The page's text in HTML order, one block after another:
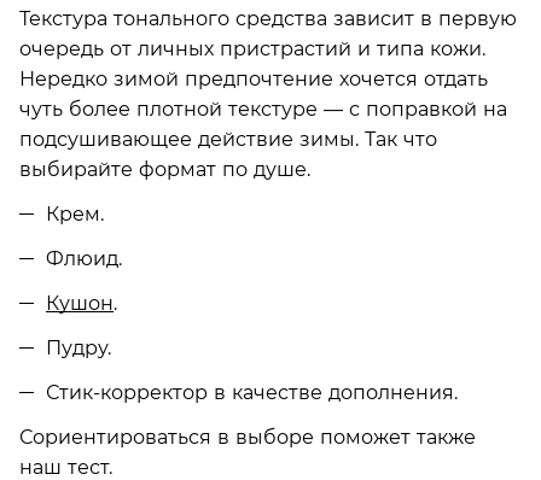
Текстура тонального средства зависит в первую
очередь от личных пристрастий и типа кожи.
Нередко зимой предпочтение хочется отдать
чуть более плотной текстуре — с поправкой на
подсушивающее действие зимы. Так что
выбирайте формат по душе.
Крем.
Флюид.
Кушон.
Пудру.
Стик-корректор в качестве дополнения.
Сориентироваться в выборе поможет также
наш тест.